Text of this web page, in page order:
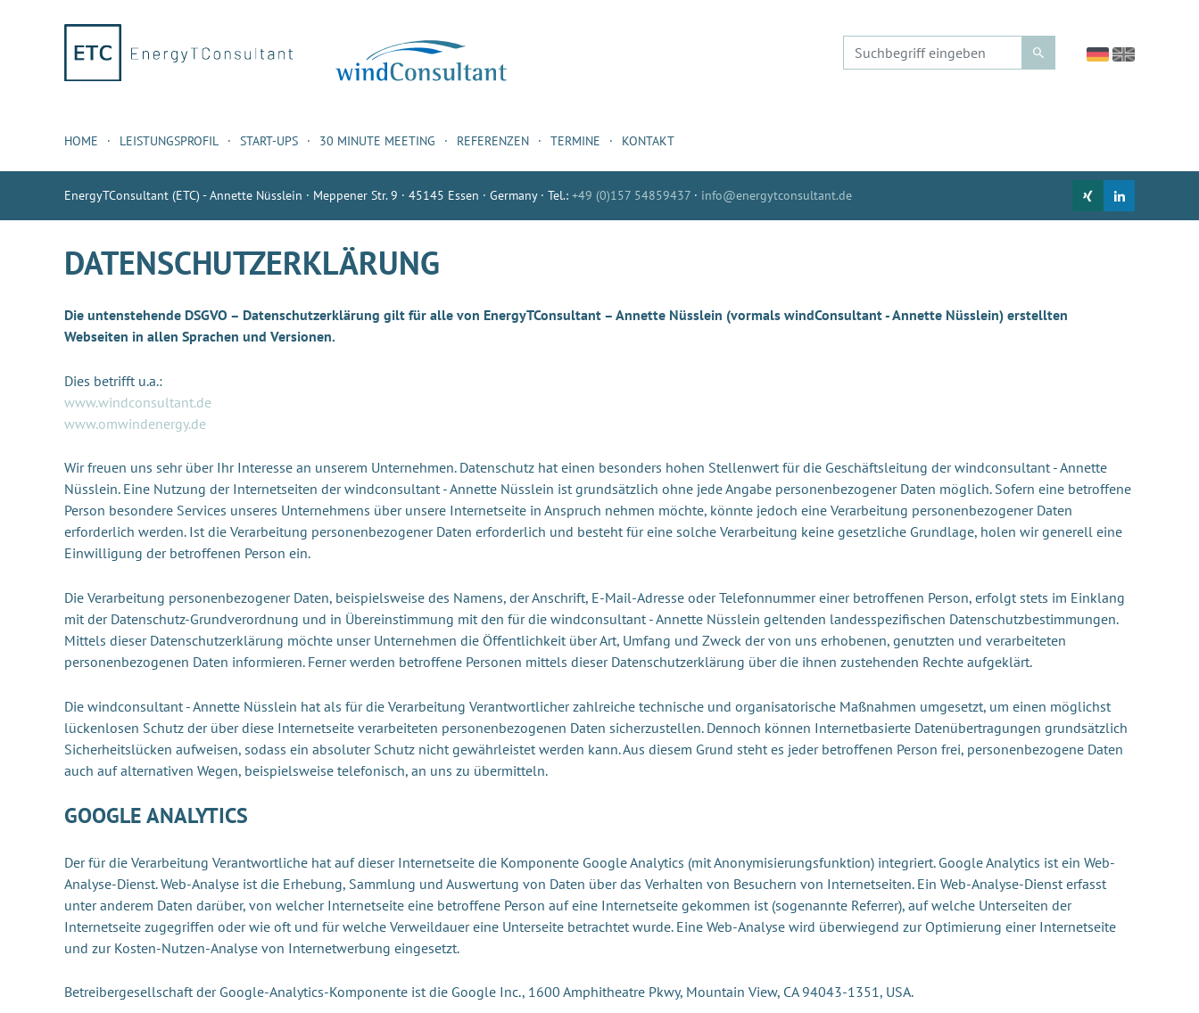
HOME LEISTUNGSPROFIL START-UPS 30 MINUTE MEETING REFERENZEN TERMINE KONTAKT
EnergyTConsultant (ETC) - Annette Nüsslein · Meppener Str. 9 · 45145 Essen · Germany · Tel.: +49 (0)157 54859437 · info@energytconsultant.de
DATENSCHUTZERKLÄRUNG
Die untenstehende DSGVO – Datenschutzerklärung gilt für alle von EnergyTConsultant – Annette Nüsslein (vormals windConsultant - Annette Nüsslein) erstellten
Webseiten in allen Sprachen und Versionen.
Dies betrifft u.a.:
www.windconsultant.de
www.omwindenergy.de
Wir freuen uns sehr über Ihr Interesse an unserem Unternehmen. Datenschutz hat einen besonders hohen Stellenwert für die Geschäftsleitung der windconsultant - Annette
Nüsslein. Eine Nutzung der Internetseiten der windconsultant - Annette Nüsslein ist grundsätzlich ohne jede Angabe personenbezogener Daten möglich. Sofern eine betroffene
Person besondere Services unseres Unternehmens über unsere Internetseite in Anspruch nehmen möchte, könnte jedoch eine Verarbeitung personenbezogener Daten
erforderlich werden. Ist die Verarbeitung personenbezogener Daten erforderlich und besteht für eine solche Verarbeitung keine gesetzliche Grundlage, holen wir generell eine
Einwilligung der betroffenen Person ein.
Die Verarbeitung personenbezogener Daten, beispielsweise des Namens, der Anschrift, E-Mail-Adresse oder Telefonnummer einer betroffenen Person, erfolgt stets im Einklang
mit der Datenschutz-Grundverordnung und in Übereinstimmung mit den für die windconsultant - Annette Nüsslein geltenden landesspezifischen Datenschutzbestimmungen.
Mittels dieser Datenschutzerklärung möchte unser Unternehmen die Öffentlichkeit über Art, Umfang und Zweck der von uns erhobenen, genutzten und verarbeiteten
personenbezogenen Daten informieren. Ferner werden betroffene Personen mittels dieser Datenschutzerklärung über die ihnen zustehenden Rechte aufgeklärt.
Die windconsultant - Annette Nüsslein hat als für die Verarbeitung Verantwortlicher zahlreiche technische und organisatorische Maßnahmen umgesetzt, um einen möglichst
lückenlosen Schutz der über diese Internetseite verarbeiteten personenbezogenen Daten sicherzustellen. Dennoch können Internetbasierte Datenübertragungen grundsätzlich
Sicherheitslücken aufweisen, sodass ein absoluter Schutz nicht gewährleistet werden kann. Aus diesem Grund steht es jeder betroffenen Person frei, personenbezogene Daten
auch auf alternativen Wegen, beispielsweise telefonisch, an uns zu übermitteln.
GOOGLE ANALYTICS
Der für die Verarbeitung Verantwortliche hat auf dieser Internetseite die Komponente Google Analytics (mit Anonymisierungsfunktion) integriert. Google Analytics ist ein Web-
Analyse-Dienst. Web-Analyse ist die Erhebung, Sammlung und Auswertung von Daten über das Verhalten von Besuchern von Internetseiten. Ein Web-Analyse-Dienst erfasst
unter anderem Daten darüber, von welcher Internetseite eine betroffene Person auf eine Internetseite gekommen ist (sogenannte Referrer), auf welche Unterseiten der
Internetseite zugegriffen oder wie oft und für welche Verweildauer eine Unterseite betrachtet wurde. Eine Web-Analyse wird überwiegend zur Optimierung einer Internetseite
und zur Kosten-Nutzen-Analyse von Internetwerbung eingesetzt.
Betreibergesellschaft der Google-Analytics-Komponente ist die Google Inc., 1600 Amphitheatre Pkwy, Mountain View, CA 94043-1351, USA.